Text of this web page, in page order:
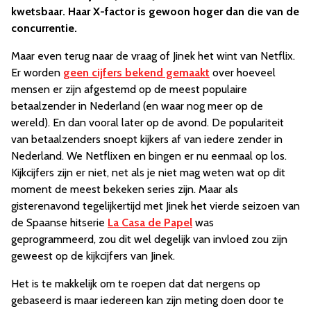
kwetsbaar. Haar X-factor is gewoon hoger dan die van de
concurrentie.
Maar even terug naar de vraag of Jinek het wint van Netflix.
Er worden geen cijfers bekend gemaakt over hoeveel
mensen er zijn afgestemd op de meest populaire
betaalzender in Nederland (en waar nog meer op de
wereld). En dan vooral later op de avond. De populariteit
van betaalzenders snoept kijkers af van iedere zender in
Nederland. We Netflixen en bingen er nu eenmaal op los.
Kijkcijfers zijn er niet, net als je niet mag weten wat op dit
moment de meest bekeken series zijn. Maar als
gisterenavond tegelijkertijd met Jinek het vierde seizoen van
de Spaanse hitserie La Casa de Papel was
geprogrammeerd, zou dit wel degelijk van invloed zou zijn
geweest op de kijkcijfers van Jinek.
Het is te makkelijk om te roepen dat dat nergens op
gebaseerd is maar iedereen kan zijn meting doen door te